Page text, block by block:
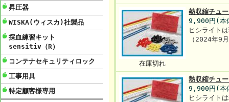
昇圧器
WISKA(ウィスカ)社製品
採血練習キット
sensitiv（R）
コンテナセキュリティロック
工事用具
特定顧客様専用
在庫切れ
熱収縮チュ
9,900円(本
ヒシライト
（2024年9
熱収縮チュ
9,900円(本
ヒシライト